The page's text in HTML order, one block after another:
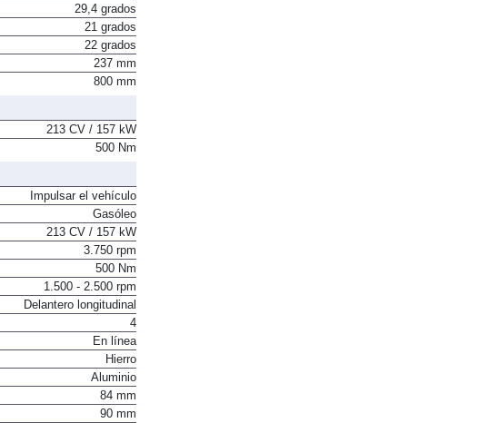
29,4 grados
21 grados
22 grados
237 mm
800 mm
213 CV / 157 kW
500 Nm
Impulsar el vehículo
Gasóleo
213 CV / 157 kW
3.750 rpm
500 Nm
1.500 - 2.500 rpm
Delantero longitudinal
4
En línea
Hierro
Aluminio
84 mm
90 mm